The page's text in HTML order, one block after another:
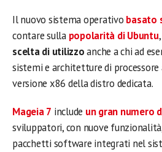
Il nuovo sistema operativo basato
contare sulla popolarità di Ubuntu
scelta di utilizzoanche a chi ad
sistemi e architetture di
versione x86 della distro dedicata.
Mageia 7 include un gran numero
sviluppatori, con nuove
pacchetti software integrati nel